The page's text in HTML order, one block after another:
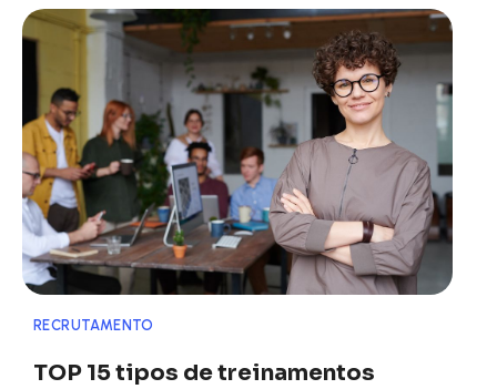
RECRUTAMENTO
TOP 15 tipos de treinamentos